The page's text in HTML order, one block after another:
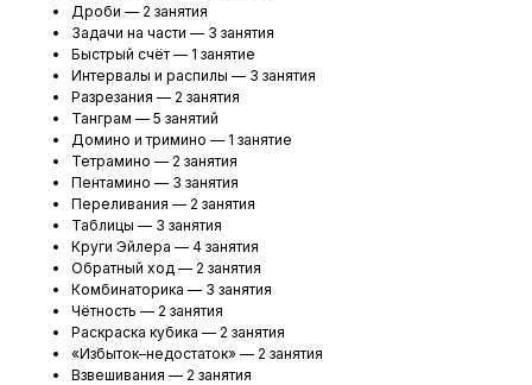
Дроби — 2 занятия
Задачи на части — 3 занятия
Быстрый счёт — 1 занятие
Интервалы и распилы — 3 занятия
Разрезания — 2 занятия
Танграм — 5 занятий
Домино и тримино — 1 занятие
Тетрамино — 2 занятия
Пентамино — 3 занятия
Переливания — 2 занятия
Таблицы — 3 занятия
Круги Эйлера — 4 занятия
Обратный ход — 2 занятия
Комбинаторика — 3 занятия
Чётность — 2 занятия
Раскраска кубика — 2 занятия
«Избыток–недостаток» — 2 занятия
Взвешивания — 2 занятия